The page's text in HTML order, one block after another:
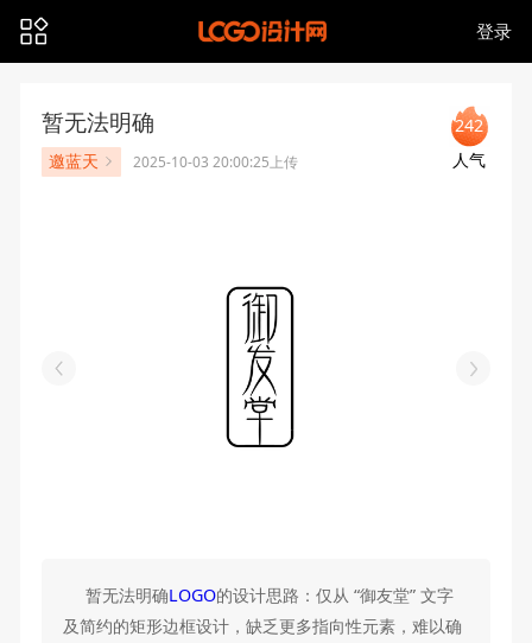
登录
暂无法明确
邀蓝天 2025-10-03 20:00:25上传
242
人气
暂无法明确LOGO的设计思路：仅从 “御友堂” 文字
及简约的矩形边框设计，缺乏更多指向性元素，难以确